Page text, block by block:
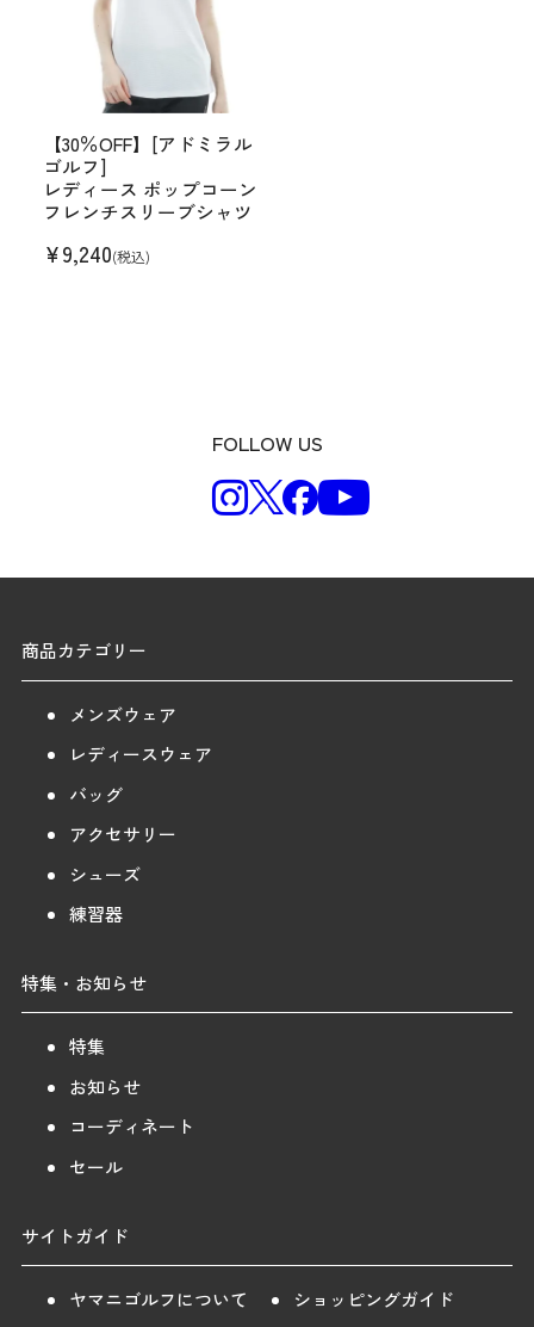
【30％OFF】[アドミラル
ゴルフ]
レディース ポップコーン
フレンチスリーブシャツ
¥9,240(税込)
FOLLOW US
商品カテゴリー
メンズウェア
レディースウェア
バッグ
アクセサリー
シューズ
練習器
特集・お知らせ
特集
お知らせ
コーディネート
セール
サイトガイド
ヤマニゴルフについて
ショッピングガイド